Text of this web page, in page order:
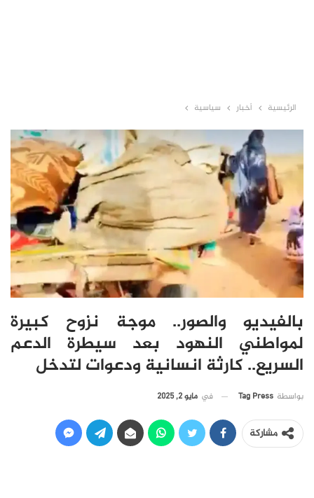
الرئيسية أخبار سياسية
بالفيديو والصور.. موجة نزوح كبيرة
لمواطني النهود بعد سيطرة الدعم
السريع.. كارثة انسانية ودعوات لتدخل
بواسطة Tag Press في مايو 2, 2025
مشاركة